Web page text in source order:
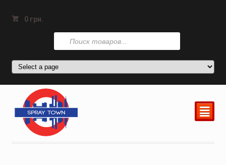
0 грн.
Поиск
товаров
²